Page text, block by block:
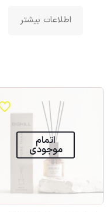
اطلاعات بیشتر
اتمام
موجودی